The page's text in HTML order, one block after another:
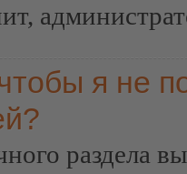
я не
раздела